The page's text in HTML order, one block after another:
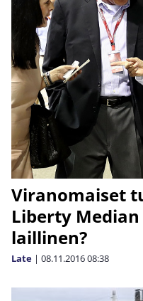
Viranomaiset
Liberty Median
laillinen?
Late | 08.11.201608:38